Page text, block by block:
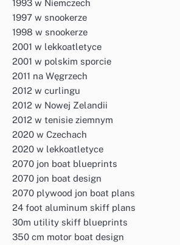
1993 w Niemczech
1997 w snookerze
1998 w snookerze
2001 w lekkoatletyce
2001 w polskim sporcie
2011 na Węgrzech
2012 w curlingu
2012 w Nowej Zelandii
2012 w tenisie ziemnym
2020 w Czechach
2020 w lekkoatletyce
2070 jon boat blueprints
2070 jon boat design
2070 plywood jon boat plans
24 foot aluminum skiff plans
30m utility skiff blueprints
350 cm motor boat design